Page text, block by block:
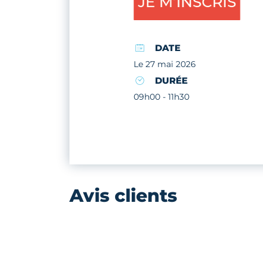
DATE
Le 27 mai 2026
DURÉE
09h00 - 11h30
Avis clients